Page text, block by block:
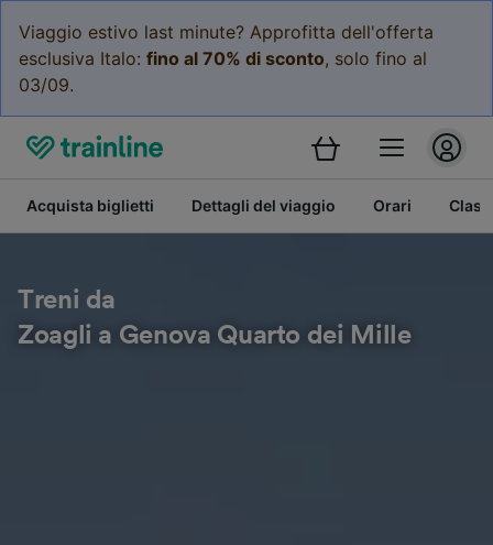
Viaggio estivo last minute? Approfitta dell'offerta
esclusiva Italo: fino al 70% di sconto, solo fino al
03/09.
Acquista biglietti Dettagli del viaggio Orari
Treni da
Zoagli a Genova Quarto dei Mille